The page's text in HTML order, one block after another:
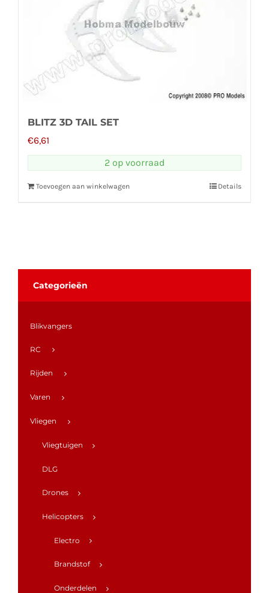
BLITZ 3D TAIL SET
€6,61
2 op voorraad
Toevoegen aan winkelwagen Details
Categorieën
Blikvangers
RC
Rijden
Varen
Vliegen
Vliegtuigen
DLG
Drones
Helicopters
Electro
Brandstof
Onderdelen